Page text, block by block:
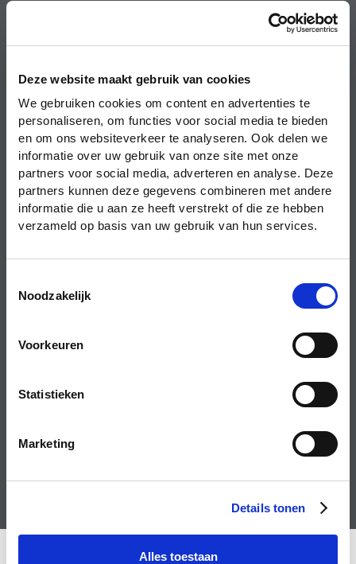
Deze website maakt gebruik van cookies
We gebruiken cookies om content en advertenties te
personaliseren, om functies voor social media te bieden
en om ons websiteverkeer te analyseren. Ook delen we
informatie over uw gebruik van onze site met onze
partners voor social media, adverteren en analyse. Deze
partners kunnen deze gegevens combineren met andere
informatie die u aan ze heeft verstrekt of die ze hebben
verzameld op basis van uw gebruik van hun services.
Noodzakelijk
Voorkeuren
Statistieken
Marketing
Details tonen
Alles toestaan
REMONDIS DEPOORTER bvba